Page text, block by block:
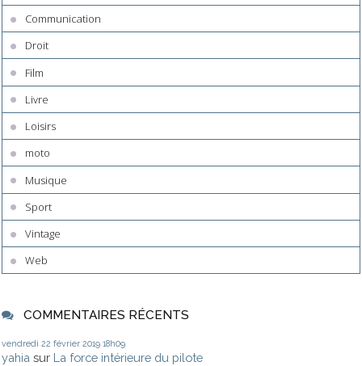
Communication
Droit
Film
Livre
Loisirs
moto
Musique
Sport
Vintage
Web
COMMENTAIRES RÉCENTS
vendredi 22 février 2019 18h09
yahia sur La force intérieure du pilote